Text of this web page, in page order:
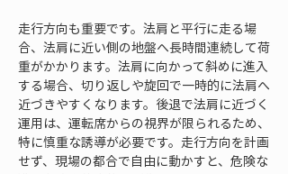
走行方向も重要です。法肩と平行に走る場
合、法肩に近い側の地盤へ長時間連続して荷
重がかかります。法肩に向かって斜めに進入
する場合、切り返しや旋回で一時的に法肩へ
近づきやすくなります。後退で法肩に近づく
運用は、運転席からの視界が限られるため、
特に慎重な誘導が必要です。走行方向を計画
せず、現場の都合で自由に動かすと、危険な